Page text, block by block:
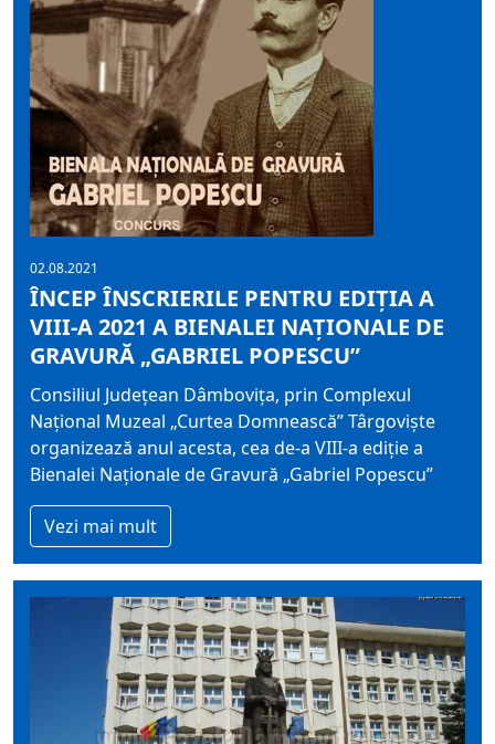
02.08.2021
ÎNCEP ÎNSCRIERILE PENTRU EDIŢIA A
VIII-A 2021 A BIENALEI NAŢIONALE DE
GRAVURĂ „GABRIEL POPESCU”
Consiliul Județean Dâmbovița, prin Complexul
Național Muzeal „Curtea Domnească” Târgoviște
organizează anul acesta, cea de-a VIII-a ediţie a
Bienalei Naţionale de Gravură „Gabriel Popescu”
Vezi mai mult